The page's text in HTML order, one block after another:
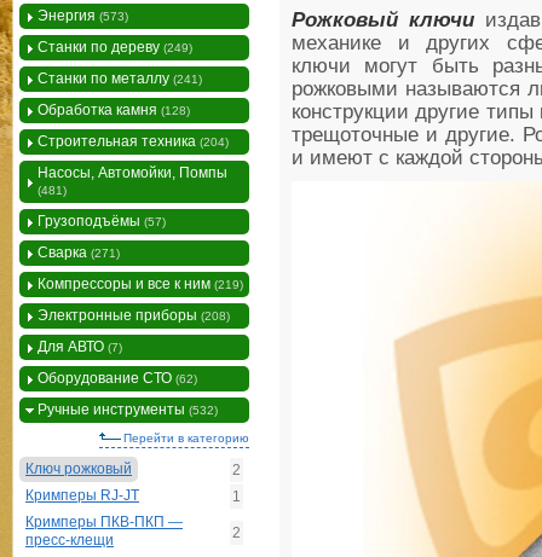
Рожковый ключи
механике и других
ключи могут быть
рожковыми называются
конструкции другие
трещоточные и другие.
и имеют с каждой
Энергия (573)
Станки по дереву (249)
Станки по металлу (241)
Обработка камня (128)
Строительная техника (204)
Насосы, Автомойки, Помпы
(481)
Грузоподъёмы (57)
Сварка (271)
Компрессоры и все к ним (219)
Электронные приборы (208)
Для АВТО (7)
Оборудование СТО (62)
Ручные инструменты (532)
Перейти в категорию
Ключ рожковый
2
Кримперы RJ-JT
1
Кримперы ПКВ-ПКП —
пресс-клещи
2